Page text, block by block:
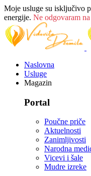
Moje usluge su isključivo
energije. Ne odgovaram
Naslovna
Usluge
Magazin
Portal
Poučne priče
Aktuelnosti
Zanimljivosti
Narodna
Vicevi i šale
Mudre izreke